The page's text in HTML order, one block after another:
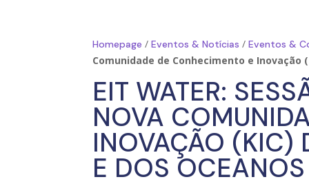
Homepage /Eventos & Notícias /Eventos &
Comunidade de Conhecimento e Inovação
EIT WATER:
NOVA
INOVAÇÃO (KIC)
E DOS OCEANOS